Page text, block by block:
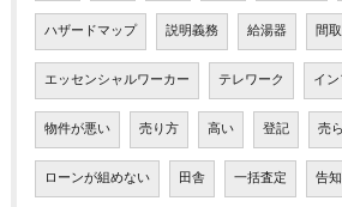
ハザードマップ 説明義務 給湯器 間
エッセンシャルワーカー テレワーク イ
物件が悪い 売り方 高い 登記 売
ローンが組めない 田舎 一括査定 告